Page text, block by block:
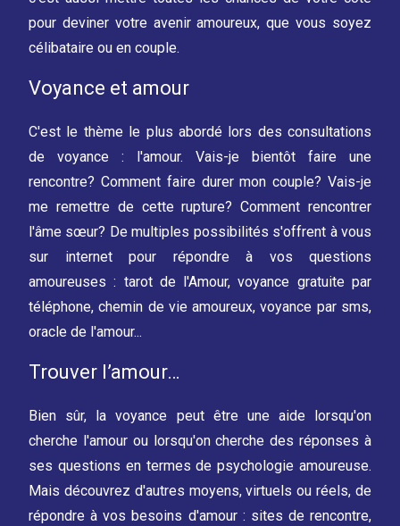
pour deviner votre avenir amoureux, que vous soyez
célibataire ou en couple.
Voyance et amour
C'est le thème le plus abordé lors des consultations
de voyance : l'amour. Vais-je bientôt faire une
rencontre? Comment faire durer mon couple? Vais-je
me remettre de cette rupture? Comment rencontrer
l'âme sœur? De multiples possibilités s'offrent à vous
sur internet pour répondre à vos questions
amoureuses : tarot de l'Amour, voyance gratuite par
téléphone, chemin de vie amoureux, voyance par sms,
oracle de l'amour...
Trouver l’amour…
Bien sûr, la voyance peut être une aide lorsqu'on
cherche l'amour ou lorsqu'on cherche des réponses à
ses questions en termes de psychologie amoureuse.
Mais découvrez d'autres moyens, virtuels ou réels, de
répondre à vos besoins d'amour : sites de rencontre,